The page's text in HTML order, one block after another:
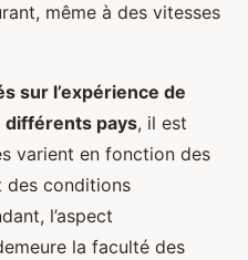
même à des vitesses
sur l’expérience de
différents pays, il est
varient en fonction des
des conditions
l’aspect
la faculté des